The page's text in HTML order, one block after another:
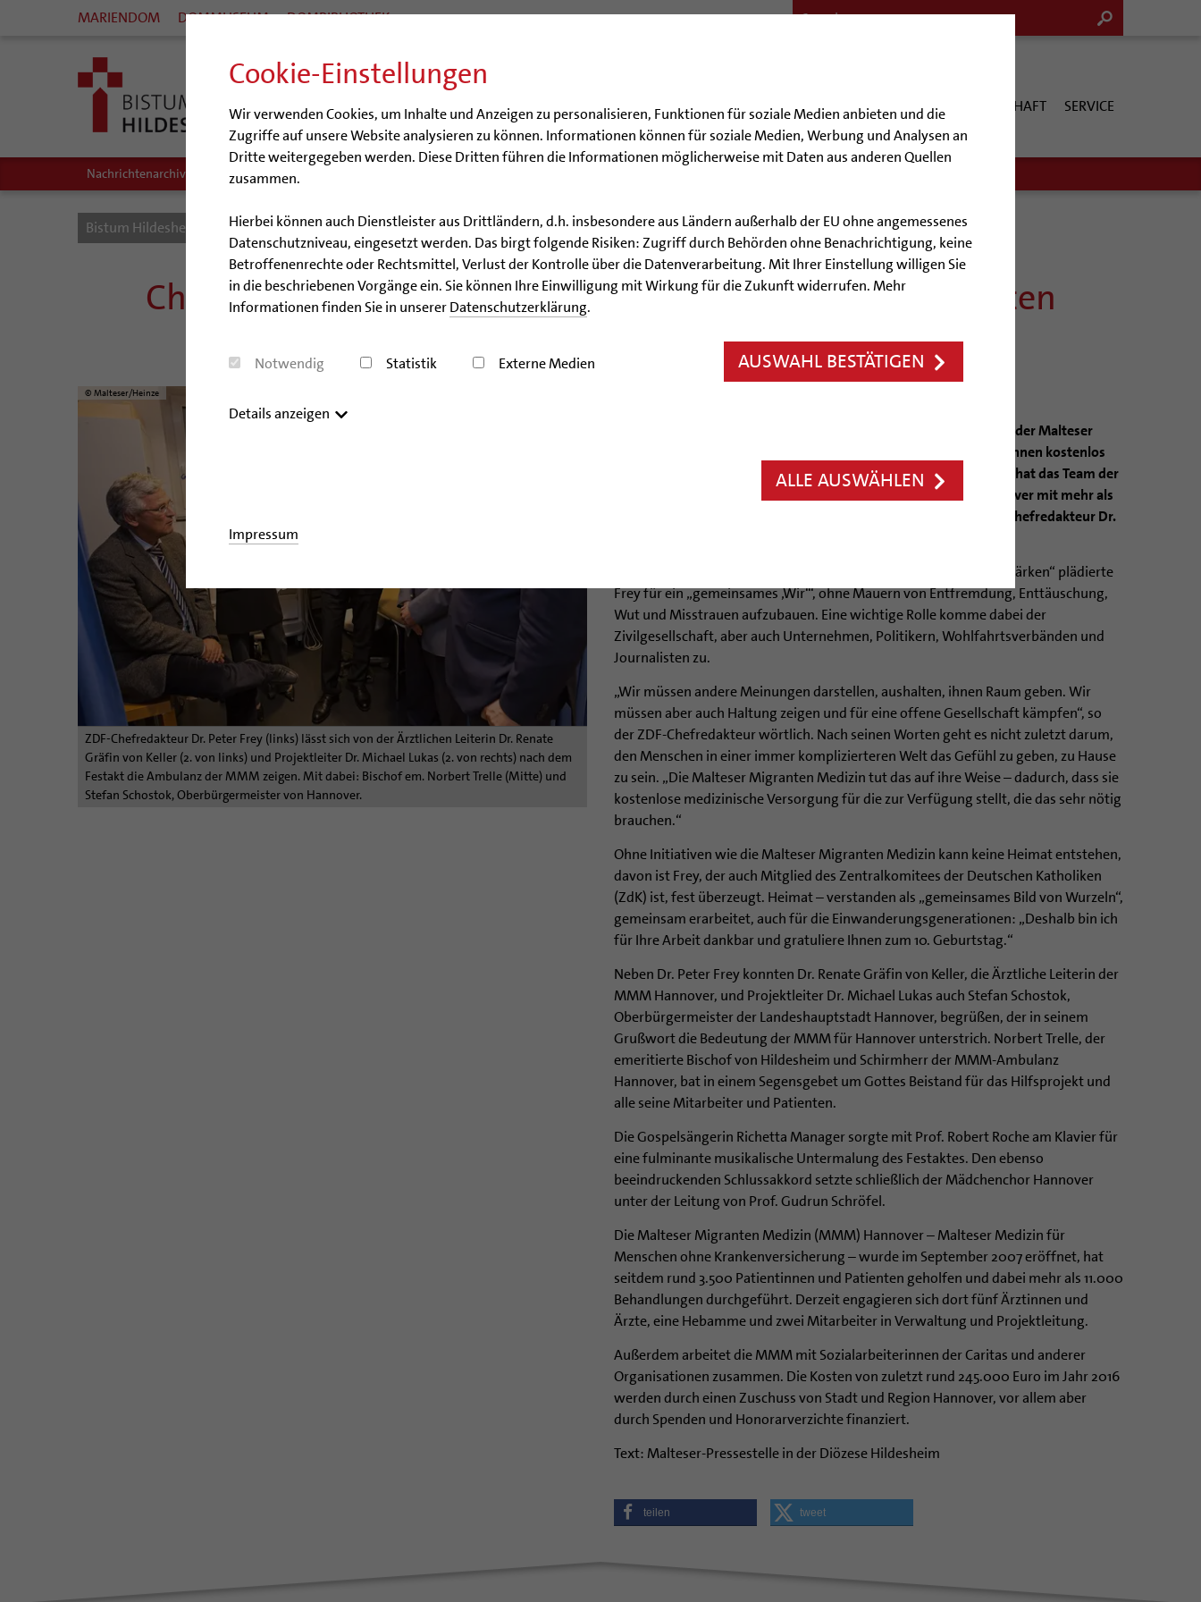
Cookie-Einstellungen
Wir verwenden Cookies, um Inhalte und Anzeigen zu personalisieren, Funktionen für soziale Medien anbieten und die
Zugriffe auf unsere Website analysieren zu können. Informationen können für soziale Medien, Werbung und Analysen an
Dritte weitergegeben werden. Diese Dritten führen die Informationen möglicherweise mit Daten aus anderen Quellen
zusammen.
Hierbei können auch Dienstleister aus Drittländern, d.h. insbesondere aus Ländern außerhalb der EU ohne angemessenes
Datenschutzniveau, eingesetzt werden. Das birgt folgende Risiken: Zugriff durch Behörden ohne Benachrichtigung, keine
Betroffenenrechte oder Rechtsmittel, Verlust der Kontrolle über die Datenverarbeitung. Mit Ihrer Einstellung willigen Sie
in die beschriebenen Vorgänge ein. Sie können Ihre Einwilligung mit Wirkung für die Zukunft widerrufen. Mehr
Informationen finden Sie in unsererDatenschutzerklärung.
Notwendig Statistik Externe Medien AUSWAHL BESTÄTIGEN
Details anzeigen
ALLE AUSWÄHLEN
Impressum
MARIENDOM DOMMUSEUM DOMBIBLIOTHEK
BISTUM BERATUNG & HILFE BILDUNG & KULTUR KIRCHE & GESELLSCHAFT SERVICE
Nachrichtenarchiv Audio/Podcasts
Bistum Hildesheim Bistum Nachrichten Artikel
Chefredakteur, Oberbürgermeister und Bischof gratulierten
Die Malteser Migranten Medizin Hannover feierte gestern ihren 10. Geburtstag
© Malteser/Heinze
ZDF-Chefredakteur Dr. Peter Frey (links) lässt sich von der Ärztlichen Leiterin Dr. Renate
Gräfin von Keller (2. von links) und Projektleiter Dr. Michael Lukas (2. von rechts) nach dem
Festakt die Ambulanz der MMM zeigen. Mit dabei: Bischof em. Norbert Trelle (Mitte) und
Stefan Schostok, Oberbürgermeister von Hannover.
Seit zehn Jahren finden Menschen ohne Krankenversicherung bei der Malteser
Migranten Medizin (MMM) in Hannover Ärztinnen und Ärzte die ihnen kostenlos
helfen. So manches Menschenleben wurde dadurch gerettet. Das hat das Team der
MMM am Mittwochabend, 15. November, im Clemenshaus Hannover mit mehr als
100 Freunden und Förderern groß gefeiert. Festredner war ZDF-Chefredakteur Dr.
In seiner Rede unter dem Titel „Demokratie und Zusammenhalt stärken“ plädierte
Frey für ein „gemeinsames ‚Wir‘“, ohne Mauern von Entfremdung, Enttäuschung,
Wut und Misstrauen aufzubauen. Eine wichtige Rolle komme dabei der
Zivilgesellschaft, aber auch Unternehmen, Politikern, Wohlfahrtsverbänden und
Journalisten zu.
„Wir müssen andere Meinungen darstellen, aushalten, ihnen Raum geben. Wir
müssen aber auch Haltung zeigen und für eine offene Gesellschaft kämpfen“, so
der ZDF-Chefredakteur wörtlich. Nach seinen Worten geht es nicht zuletzt darum,
den Menschen in einer immer komplizierteren Welt das Gefühl zu geben, zu Hause
zu sein. „Die Malteser Migranten Medizin tut das auf ihre Weise – dadurch, dass sie
kostenlose medizinische Versorgung für die zur Verfügung stellt, die das sehr nötig
brauchen.“
Ohne Initiativen wie die Malteser Migranten Medizin kann keine Heimat entstehen,
davon ist Frey, der auch Mitglied des Zentralkomitees der Deutschen Katholiken
(ZdK) ist, fest überzeugt. Heimat – verstanden als „gemeinsames Bild von Wurzeln“,
gemeinsam erarbeitet, auch für die Einwanderungsgenerationen: „Deshalb bin ich
für Ihre Arbeit dankbar und gratuliere Ihnen zum 10. Geburtstag.“
Neben Dr. Peter Frey konnten Dr. Renate Gräfin von Keller, die Ärztliche Leiterin der
MMM Hannover, und Projektleiter Dr. Michael Lukas auch Stefan Schostok,
Oberbürgermeister der Landeshauptstadt Hannover, begrüßen, der in seinem
Grußwort die Bedeutung der MMM für Hannover unterstrich. Norbert Trelle, der
emeritierte Bischof von Hildesheim und Schirmherr der MMM-Ambulanz
Hannover, bat in einem Segensgebet um Gottes Beistand für das Hilfsprojekt und
alle seine Mitarbeiter und Patienten.
Die Gospelsängerin Richetta Manager sorgte mit Prof. Robert Roche am Klavier für
eine fulminante musikalische Untermalung des Festaktes. Den ebenso
beeindruckenden Schlussakkord setzte schließlich der Mädchenchor Hannover
unter der Leitung von Prof. Gudrun Schröfel.
Die Malteser Migranten Medizin (MMM) Hannover – Malteser Medizin für
Menschen ohne Krankenversicherung – wurde im September 2007 eröffnet, hat
seitdem rund 3.500 Patientinnen und Patienten geholfen und dabei mehr als 11.000
Behandlungen durchgeführt. Derzeit engagieren sich dort fünf Ärztinnen und
Ärzte, eine Hebamme und zwei Mitarbeiter in Verwaltung und Projektleitung.
Außerdem arbeitet die MMM mit Sozialarbeiterinnen der Caritas und anderer
Organisationen zusammen. Die Kosten von zuletzt rund 245.000 Euro im Jahr 2016
werden durch einen Zuschuss von Stadt und Region Hannover, vor allem aber
durch Spenden und Honorarverzichte finanziert.
Text: Malteser-Pressestelle in der Diözese Hildesheim
teilen tweet